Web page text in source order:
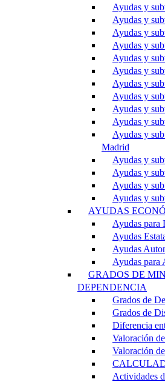
Ayudas y
Ayudas y
Ayudas y
Ayudas y
Ayudas y
Ayudas y
Ayudas y
Ayudas y
Ayudas y
Ayudas y
Ayudas y
Madrid
Ayudas y
Ayudas y
Ayudas y
Ayudas y
AYUDAS
Ayudas para
Ayudas
Ayudas
Ayudas para
GRADOS DE
DEPENDENCIA
Grados de
Grados de
Diferencia
Valoración
Valoración
Actividades